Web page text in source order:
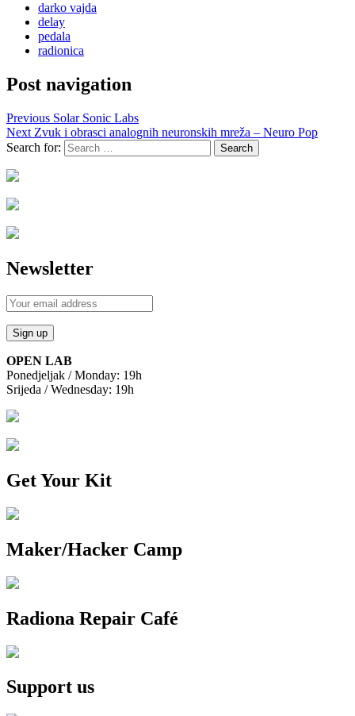
darko vajda
delay
pedala
radionica
Post navigation
Previous Solar Sonic Labs
Next Zvuk i obrasci analognih neuronskih mreža – Neuro Pop
Search for:
Newsletter
OPEN LAB
Ponedjeljak / Monday: 19h
Srijeda / Wednesday: 19h
Get Your Kit
Maker/Hacker Camp
Radiona Repair Café
Support us